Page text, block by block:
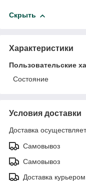
Скрыть
Характеристики
Пользовательские
Состояние
Условия доставки
Доставка
Самовывоз
Самовывоз
Доставка курьером